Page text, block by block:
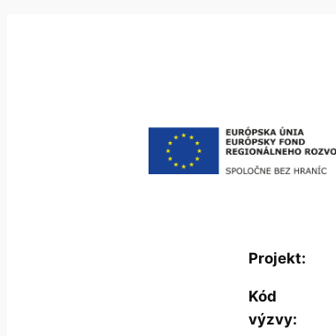
Projekt:
Kód
výzvy: